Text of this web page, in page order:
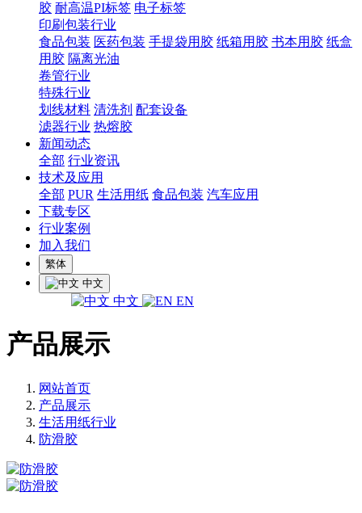
胶 耐高温PI标签 电子标签
印刷包装行业
食品包装 医药包装 手提袋用胶 纸箱用胶 书本用胶 纸盒
用胶 隔离光油
卷管行业
特殊行业
划线材料 清洗剂 配套设备
滤器行业 热熔胶
新闻动态
全部 行业资讯
技术及应用
全部 PUR 生活用纸 食品包装 汽车应用
下载专区
行业案例
加入我们
繁体
中文
中文 EN
产品展示
网站首页
产品展示
生活用纸行业
防滑胶